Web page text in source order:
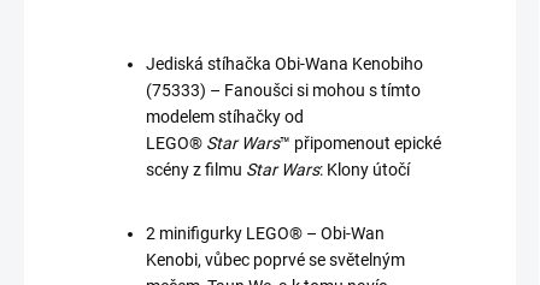
Jediská stíhačka Obi-Wana Kenobiho
(75333) – Fanoušci si mohou s tímto
modelem stíhačky od
LEGO® Star Wars™ připomenout epické
scény z filmu Star Wars: Klony útočí
2 minifigurky LEGO® – Obi-Wan
Kenobi, vůbec poprvé se světelným